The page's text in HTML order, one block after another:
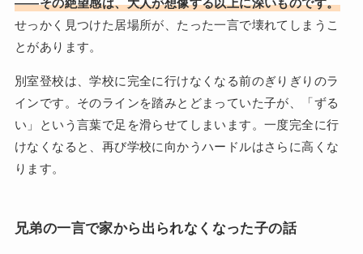
せっかく見つけた居場所が、たった一言で壊れてしまうこ
とがあります。
別室登校は、学校に完全に行けなくなる前のぎりぎりのラ
インです。そのラインを踏みとどまっていた子が、「ずる
い」という言葉で足を滑らせてしまいます。一度完全に行
けなくなると、再び学校に向かうハードルはさらに高くな
ります。
兄弟の一言で家から出られなくなった子の話